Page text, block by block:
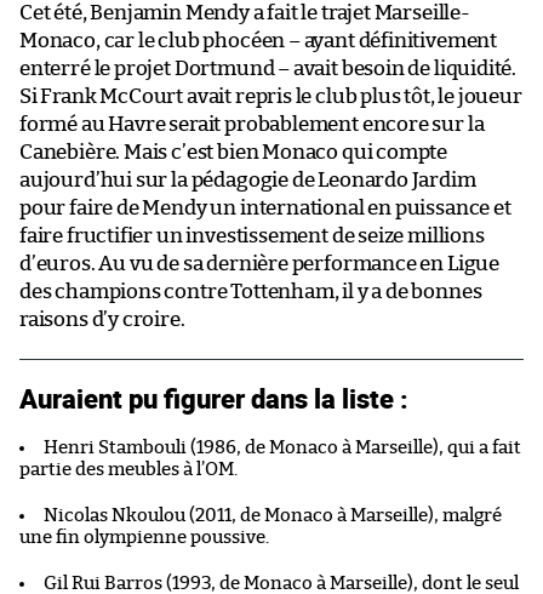
Cet été, Benjamin Mendy a fait le trajet Marseille-
Monaco, car le club phocéen – ayant définitivement
enterré le projet Dortmund – avait besoin de liquidité.
Si Frank McCourt avait repris le club plus tôt, le joueur
formé au Havre serait probablement encore sur la
Canebière. Mais c’est bien Monaco qui compte
aujourd’hui sur la pédagogie de Leonardo Jardim
pour faire de Mendy un international en puissance et
faire fructifier un investissement de seize millions
d’euros. Au vu de sa dernière performance en Ligue
des champions contre Tottenham, il y a de bonnes
raisons d’y croire.
Auraient pu figurer dans la liste :
Henri Stambouli (1986, de Monaco à Marseille), qui a fait
partie des meubles à l’OM.
Nicolas Nkoulou (2011, de Monaco à Marseille), malgré
une fin olympienne poussive.
Gil Rui Barros (1993, de Monaco à Marseille), dont le seul